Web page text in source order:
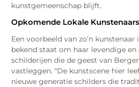
kunstgemeenschap blijft.
Opkomende Lokale Kunstenaars
Een voorbeeld van zo’n kunstenaar
bekend staat om haar levendige en
schilderijen die de geest van
vastleggen. “De kunstscene hier
nieuwe generatie schilders die